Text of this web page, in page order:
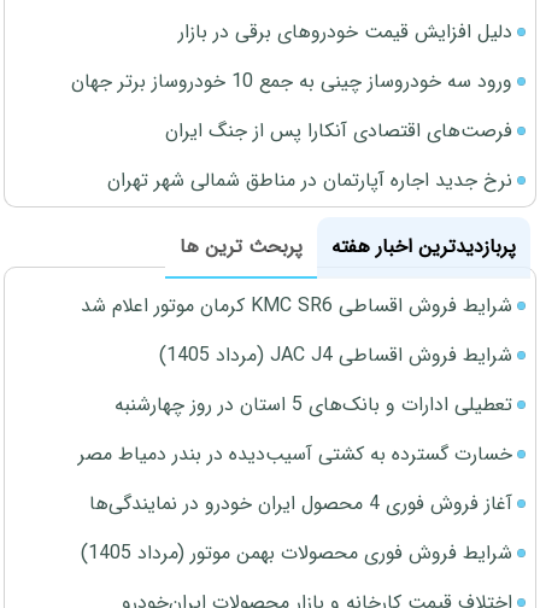
دلیل افزایش قیمت خودروهای برقی در بازار
ورود سه خودروساز چینی به جمع 10 خودروساز برتر جهان
فرصت‌های اقتصادی آنکارا پس از جنگ ایران
نرخ جدید اجاره آپارتمان در مناطق شمالی شهر تهران
پربازدیدترین اخبار هفته
پربحث ترین ها
شرایط فروش اقساطی KMC SR6 کرمان موتور اعلام شد
شرایط فروش اقساطی JAC J4 (مرداد 1405)
تعطیلی ادارات و بانک‌های 5 استان در روز چهارشنبه
خسارت گسترده به کشتی آسیب‌دیده در بندر دمیاط مصر
آغاز فروش فوری 4 محصول ایران خودرو در نمایندگی‌ها
شرایط فروش فوری محصولات بهمن موتور (مرداد 1405)